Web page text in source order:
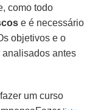
como todo
e é necessário
objetivos e o
antes
um curso